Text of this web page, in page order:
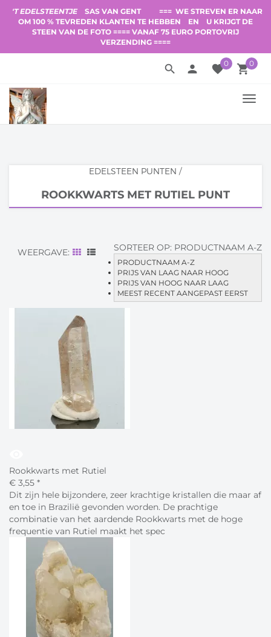
'T EDELSTEENTJE SAS VAN GENT
=== WE STREVEN ER NAAR
OM 100 % TEVREDEN KLANTEN TE HEBBEN
EN
U KRIJGT DE
STEEN VAN DE FOTO ==== VANAF 75 EURO PORTOVRIJ
VERZENDING ====
local_grocery_store0
favorite0
search person
EDELSTEEN PUNTEN /
ROOKKWARTS MET RUTIEL PUNT
SORTEER OP: PRODUCTNAAM A-Z
PRODUCTNAAM A-Z
PRIJS VAN LAAG NAAR HOOG
PRIJS VAN HOOG NAAR LAAG
MEEST RECENT AANGEPAST EERST
WEERGAVE:
Rookkwarts met Rutiel
€ 3,55 *
Dit zijn hele bijzondere, zeer krachtige kristallen die maar af
en toe in Brazilië gevonden worden. De prachtige
combinatie van het aardende Rookkwarts met de hoge
frequentie van Rutiel maakt het spec